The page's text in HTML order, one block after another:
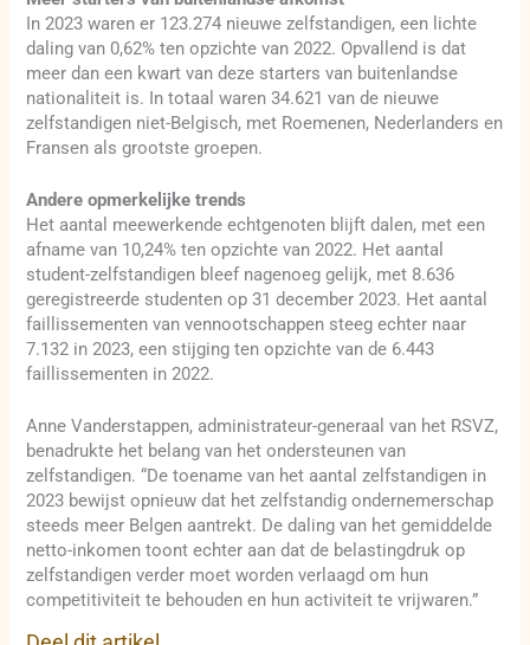
In 2023 waren er 123.274 nieuwe zelfstandigen, een lichte
daling van 0,62% ten opzichte van 2022. Opvallend is dat
meer dan een kwart van deze starters van buitenlandse
nationaliteit is. In totaal waren 34.621 van de nieuwe
zelfstandigen niet-Belgisch, met Roemenen, Nederlanders en
Fransen als grootste groepen.
Andere opmerkelijke trends
Het aantal meewerkende echtgenoten blijft dalen, met een
afname van 10,24% ten opzichte van 2022. Het aantal
student-zelfstandigen bleef nagenoeg gelijk, met 8.636
geregistreerde studenten op 31 december 2023. Het aantal
faillissementen van vennootschappen steeg echter naar
7.132 in 2023, een stijging ten opzichte van de 6.443
faillissementen in 2022.
Anne Vanderstappen, administrateur-generaal van het RSVZ,
benadrukte het belang van het ondersteunen van
zelfstandigen. “De toename van het aantal zelfstandigen in
2023 bewijst opnieuw dat het zelfstandig ondernemerschap
steeds meer Belgen aantrekt. De daling van het gemiddelde
netto-inkomen toont echter aan dat de belastingdruk op
zelfstandigen verder moet worden verlaagd om hun
competitiviteit te behouden en hun activiteit te vrijwaren.”